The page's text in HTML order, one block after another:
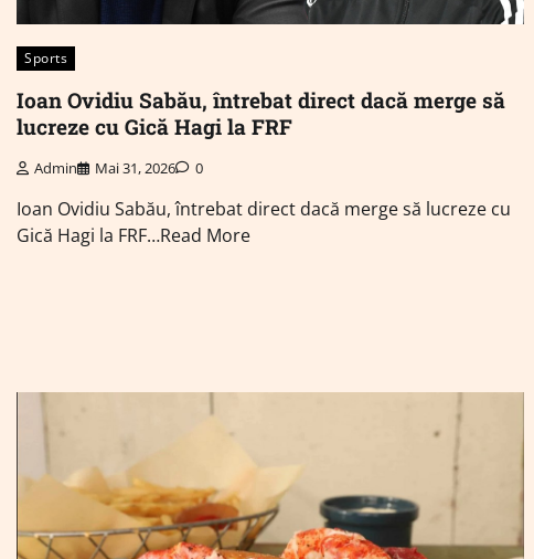
Sports
Ioan Ovidiu Sabău, întrebat direct dacă merge să
lucreze cu Gică Hagi la FRF
Admin Mai 31, 2026 0
Ioan Ovidiu Sabău, întrebat direct dacă merge să lucreze cu
Gică Hagi la FRF…Read More